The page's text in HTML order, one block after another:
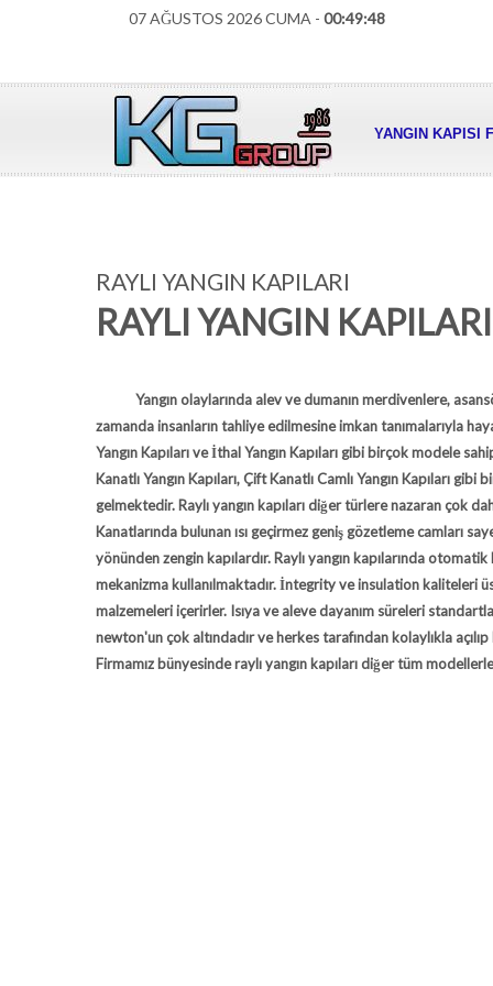
07 AĞUSTOS 2026 CUMA - 00:49:49
YANGIN KAPISI
RAYLI YANGIN KAPILARI
RAYLI YANGIN
Yangın olaylarında alev ve dumanın merdivenlere, asansör
zamanda insanların tahliye edilmesine imkan tanımalarıyla
Yangın Kapıları ve İthal Yangın Kapıları gibi birçok modele
Kanatlı Yangın Kapıları, Çift Kanatlı Camlı Yangın Kapıları
gelmektedir. Raylı yangın kapıları diğer türlere nazaran çok
Kanatlarında bulunan ısı geçirmez geniş gözetleme camları
yönünden zengin kapılardır. Raylı yangın kapılarında
mekanizma kullanılmaktadır. İntegrity ve insulation kaliteleri
malzemeleri içerirler. Isıya ve aleve dayanım süreleri
newton'un çok altındadır ve herkes tarafından kolaylıkla
Firmamız bünyesinde raylı yangın kapıları diğer tüm